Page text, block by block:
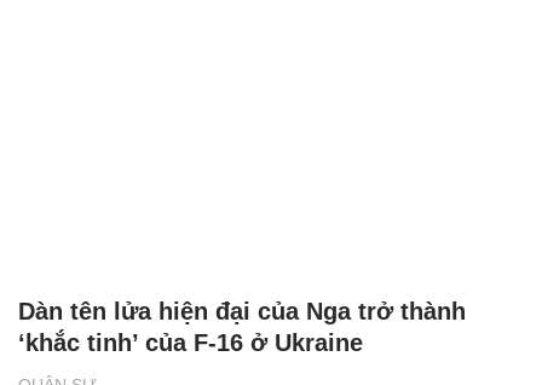
Dàn tên lửa hiện đại của Nga trở thành
‘khắc tinh’ của F-16 ở Ukraine